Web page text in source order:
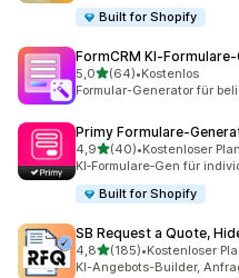
Built for Shopify
FormCRM
5,0von 5 Sternen
(64)
64 Rezensionen insgesamt
•Kostenlos
Formular-Generator für
Primy
4,9von 5 Sternen
(40)
40 Rezensionen insgesamt
•Kostenloser
KI‑Formulare‑Gen für
Built for Shopify
SB Request a Quote,
4,8von 5 Sternen
(185)
185 Rezensionen insgesamt
•Kostenloser
KI-Angebots-Builder,